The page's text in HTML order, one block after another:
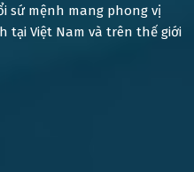
sứ mệnh mang phong vị
tại Việt Nam và trên thế giới